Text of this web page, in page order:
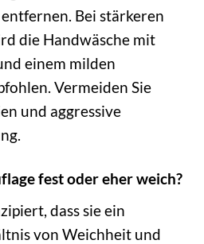
Bei stärkeren
die Handwäsche mit
einem milden
Vermeiden Sie
und aggressive
fest oder eher weich?
dass sie ein
von Weichheit und